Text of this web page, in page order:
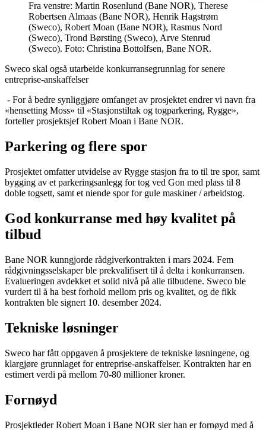
Fra venstre: Martin Rosenlund (Bane NOR), Therese
Robertsen Almaas (Bane NOR), Henrik Hagstrøm
(Sweco), Robert Moan (Bane NOR), Rasmus Nord
(Sweco), Trond Børsting (Sweco), Arve Stenrud
(Sweco). Foto: Christina Bottolfsen, Bane NOR.
Sweco skal også utarbeide konkurransegrunnlag for senere
entreprise-anskaffelser
- For å bedre synliggjøre omfanget av prosjektet endrer vi navn fra
«hensetting Moss» til «Stasjonstiltak og togparkering, Rygge»,
forteller prosjektsjef Robert Moan i Bane NOR.
Parkering og flere spor
Prosjektet omfatter utvidelse av Rygge stasjon fra to til tre spor, samt
bygging av et parkeringsanlegg for tog ved Gon med plass til 8
doble togsett, samt et niende spor for gule maskiner / arbeidstog.
God konkurranse med høy kvalitet på
tilbud
Bane NOR kunngjorde rådgiverkontrakten i mars 2024. Fem
rådgivningsselskaper ble prekvalifisert til å delta i konkurransen.
Evalueringen avdekket et solid nivå på alle tilbudene. Sweco ble
vurdert til å ha best forhold mellom pris og kvalitet, og de fikk
kontrakten ble signert 10. desember 2024.
Tekniske løsninger
Sweco har fått oppgaven å prosjektere de tekniske løsningene, og
klargjøre grunnlaget for entreprise-anskaffelser. Kontrakten har en
estimert verdi på mellom 70-80 millioner kroner.
Fornøyd
Prosjektleder Robert Moan i Bane NOR sier han er fornøyd med å